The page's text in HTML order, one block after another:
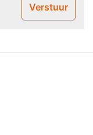
Verstuur